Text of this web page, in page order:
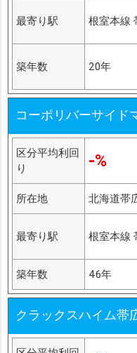
最寄り駅 根室本線
築年数 20年
コーポリバーサイド
区分平均利回
り
-%
所在地 北海道帯
最寄り駅 根室本線
築年数 46年
クラックスハイム帯